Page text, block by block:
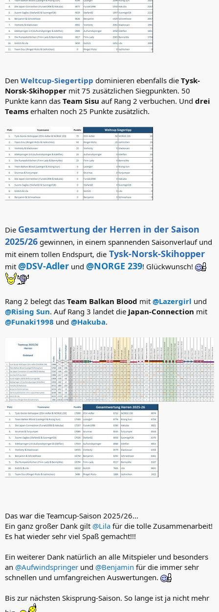
Den Weltcup-Siegertipp dominieren ebenfalls die Tysk-
Norsk-Skihopper mit 75 zusätzlichen Siegpunkten. 50
Punkte kann das Team Sisu auf Rang 2 verbuchen. Und drei
Teams erhalten noch 25 Punkte zusätzlich.
Die Gesamtwertung der Herren in der Saison
2025/26 gewinnen, in einem spannenden Saisonverlauf und
mit einem tollen Endspurt, die Tysk-Norsk-Skihopper
mit @DSV-Adler und @NORGE 239! Glückwunsch!
Rang 2 belegt das Team Balkan Blood mit @Lazergirl und
@Rising Sun. Auf Rang 3 landet die Japan-Connection mit
@Funaki1998 und @Hakuba.
Das war die Teamcup-Saison 2025/26...
Ein ganz großer Dank gilt @Lila für die tolle Zusammenarbeit!
Es hat wieder sehr viel Spaß gemacht!!!
Ein weiterer Dank natürlich an alle Mitspieler und besonders
an @Aufwindspringer und @Benjamin für die immer sehr
schnellen und umfangreichen Auswertungen.
Bis zur nächsten Skisprung-Saison. So lange ist ja nicht mehr